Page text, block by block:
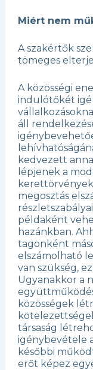
Miért nem
A szakértők
tömeges
A közösségi
indulótőkét
áll
kedvezett
lépjenek a
megosztás
példaként
hazánkban.
tagonként
elszámolható
van szükség,
Ugyanakkor a
közösségek
társaság
igénybevétele
későbbi
erőt képez